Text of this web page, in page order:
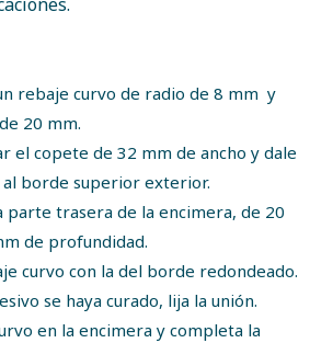
rebaje curvo de radio de 8 mm y
20 mm.
el copete de 32 mm de ancho y dale
borde superior exterior.
parte trasera de la encimera, de 20
de profundidad.
curvo con la del borde redondeado.
se haya curado, lija la unión.
en la encimera y completa la